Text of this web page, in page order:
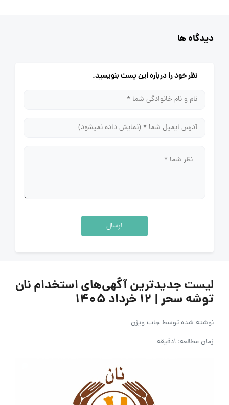
دیدگاه ها
نظر خود را درباره این پست بنویسید.
ارسال
لیست جدیدترین آگهی‌های استخدام نان
توشه سحر | 12 خرداد ۱۴۰۵
نوشته شده توسطجاب ویژن
زمان مطالعه: 1دقیقه